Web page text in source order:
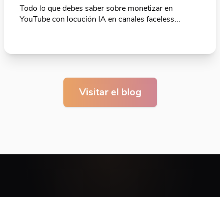
Todo lo que debes saber sobre monetizar en
YouTube con locución IA en canales faceless...
Visitar el blog